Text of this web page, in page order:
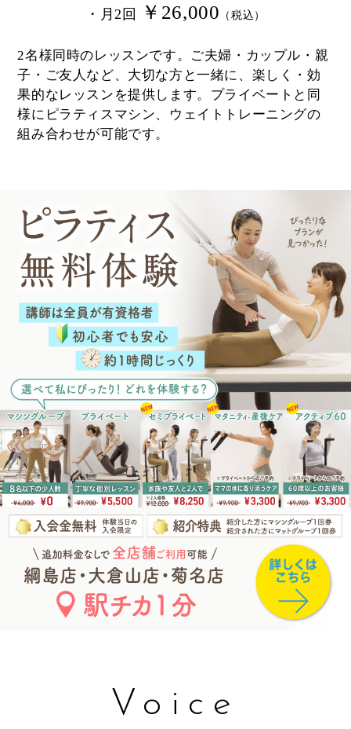
・月2回 ￥26,000 （税込）
2名様同時のレッスンです。ご夫婦・カップル・親
子・ご友人など、大切な方と一緒に、楽しく・効
果的なレッスンを提供します。プライベートと同
様にピラティスマシン、ウェイトトレーニングの
組み合わせが可能です。
Voice